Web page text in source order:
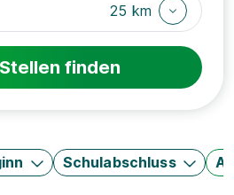
25 km
finden
Schulabschluss